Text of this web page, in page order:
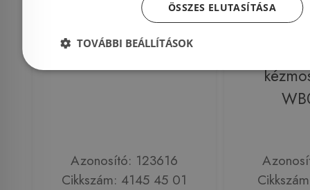
Alföldi Bázis 4145 45 01
Kézmosó
Azonosító: 123616
Cikkszám: 4145 45 01
Wellis
ÖSSZES ELUTASÍTÁSA
TOVÁBBI BEÁLLÍTÁSOK